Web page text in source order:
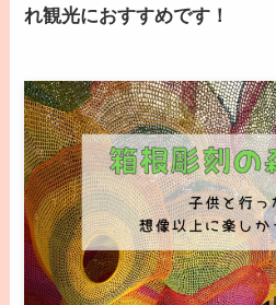
れ観光におすすめです！